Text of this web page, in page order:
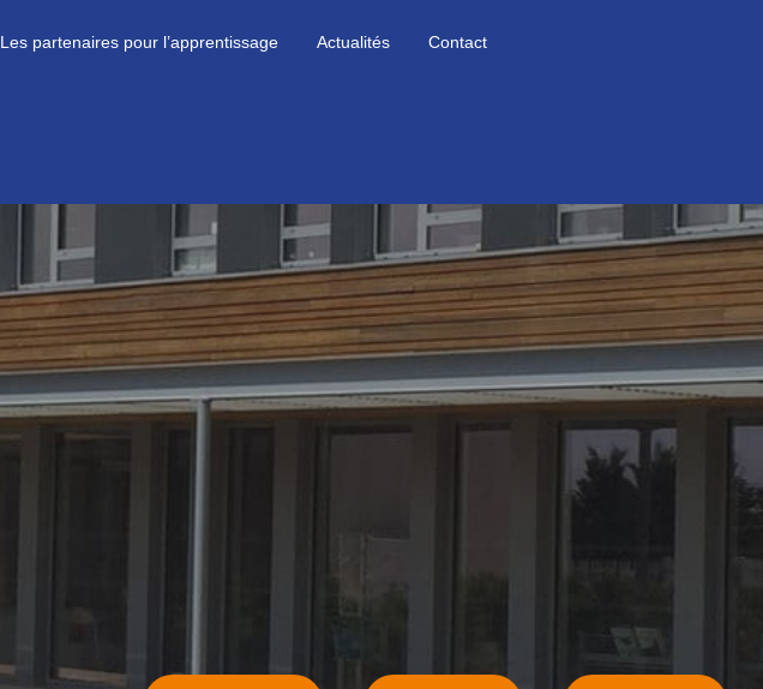
Les partenaires pour l’apprentissage Actualités Contact